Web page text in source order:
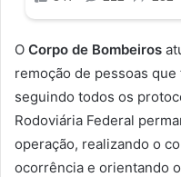
O Corpo de Bombeiros
remoção de pessoas
seguindo todos os
Rodoviária Federal
operação, realizando o
ocorrência e orientando